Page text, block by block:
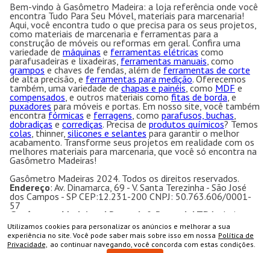
Utilizamos cookies para personalizar os anúncios e melhorar a sua
experiência no site. Você pode saber mais sobre isso em nossa Política de
Privacidade, ao continuar navegando, você concorda com estas condições.
COMPRAR
Bem-vindo à Gasômetro Madeira: a loja referência onde você
encontra Tudo Para Seu Móvel, materiais para marcenaria!
Aqui, você encontra tudo o que precisa para os seus projetos,
como materiais de marcenaria e ferramentas para a
construção de móveis ou reformas em geral. Confira uma
variedade de máquinas e ferramentas elétricas como
parafusadeiras e lixadeiras, ferramentas manuais, como
grampos e chaves de fendas, além de ferramentas de corte
de alta precisão, e ferramentas para medição. Oferecemos
também, uma variedade de chapas e painéis, como MDF e
compensados, e outros materiais como fitas de borda, e
puxadores para móveis e portas. Em nosso site, você também
encontra fórmicas e ferragens, como parafusos, buchas,
dobradiças e corrediças. Precisa de produtos químicos? Temos
colas, thinner, silicones e selantes para garantir o melhor
acabamento. Transforme seus projetos em realidade com os
melhores materiais para marcenaria, que você só encontra na
Gasômetro Madeiras!
Gasômetro Madeiras 2024. Todos os direitos reservados.
Endereço: Av. Dinamarca, 69 - V. Santa Terezinha - São José
dos Campos - SP CEP:12.231-200 CNPJ: 50.763.606/0001-
57
Gasômetro Madeiras | Ramuth & Ramuth LTDA - Loja
especializada em máquinas para marcenaria, acessórios e
ferragens para móveis.
Equipamentos e ferramentas para marcenaria com ótimos
preços e condições.